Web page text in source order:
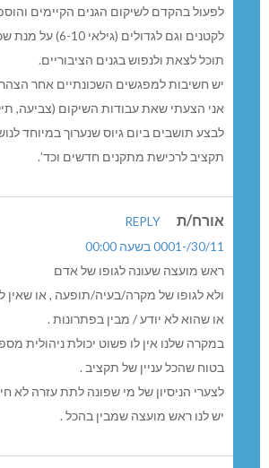
לפעול בהקדם לשיקום הגנים הקיימים
לקטנים וגם לגדולים
תוכל לצאת ולנפוש בגנים הציבוריים.
יש חשיבות למפגשים השכונתיים אחר
אני הצעתי שאת עבודות השיקום (צביעה,
לבצע תושבים ביום גיוס שנערוך במיוחד
תקציב לרכישת מתקנים חדשים וכד’.
אורח/ת
REPLY
30/11/-0001 בשעה 00:00
ראש מועצה שעונה לגופו של אדם
ולא לגופו של מקרה/בעיה/תופעה , או שאין
או שהוא לא יודע / מבין בפתרונות .
במקרה שלנו אין לו פשוט יכולת ניהולית
בטוח שהכל עניין של תקציב .
לצערי הניסיון של מי שפונה לתת עזרה לא
יש לנו ראש מועצה שמבין בהכל .